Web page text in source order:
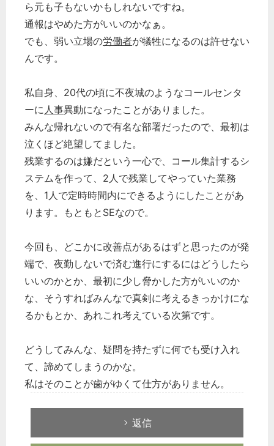
ら元も子もないかもしれないですね。
通報はやめた方がいいのかなぁ。
でも、弱い立場の労働者が犠牲になるのは許せない
んです。
私自身、20代の頃に不夜城のようなコールセンタ
ーに人事異動になったことがありました。
みんな帰れないので有名な部署だったので、最初は
泣くほど絶望してました。
残業するのは嫌だという一心で、コール集計するシ
ステムを作って、2人で残業してやっていた業務
を、1人で定時時間内にできるようにしたことがあ
ります。もともとSEなので。
今回も、どこかに改善点があるはずと思ったのが発
端で、夜勤しないで済む進行にするにはどうしたら
いいのかとか、最初に少し脅かした方がいいのか
な、そうすればみんなで真剣に考えるきっかけにな
るかもとか、あれこれ考えている次第です。
どうしてみんな、疑問を持たずに何でも受け入れ
て、諦めてしまうのかな。
私はそのことが歯がゆくて仕方がありません。
返信